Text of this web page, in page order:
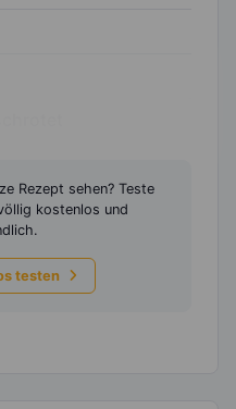
Rezept sehen? Teste
kostenlos und
testen